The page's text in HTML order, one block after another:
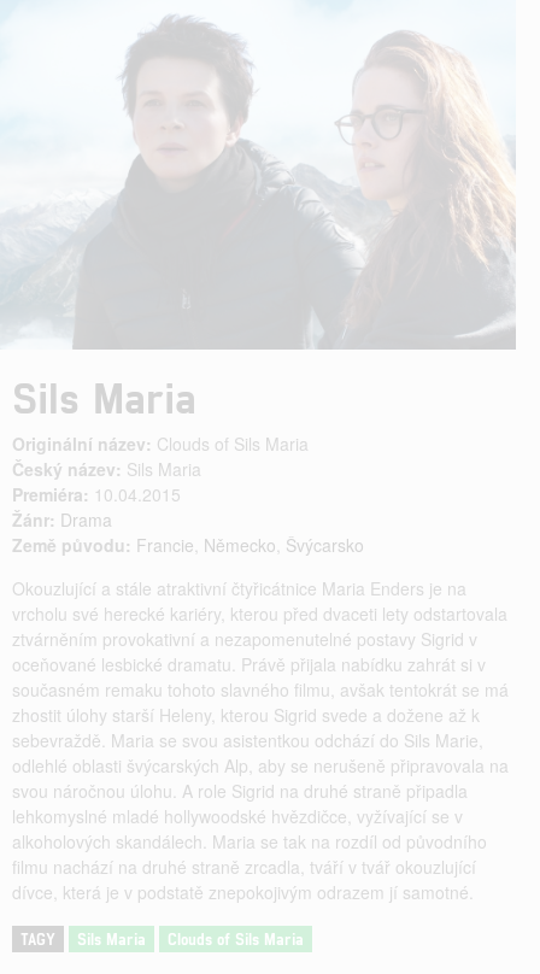
Sils Maria
Originální název: Clouds of Sils Maria
Český název: Sils Maria
Premiéra: 10.04.2015
Žánr: Drama
Země původu: Francie, Německo, Švýcarsko
Okouzlující a stále atraktivní čtyřicátnice Maria Enders je na
vrcholu své herecké kariéry, kterou před dvaceti lety odstartovala
ztvárněním provokativní a nezapomenutelné postavy Sigrid v
oceňované lesbické dramatu. Právě přijala nabídku zahrát si v
současném remaku tohoto slavného filmu, avšak tentokrát se má
zhostit úlohy starší Heleny, kterou Sigrid svede a dožene až k
sebevraždě. Maria se svou asistentkou odchází do Sils Marie,
odlehlé oblasti švýcarských Alp, aby se nerušeně připravovala na
svou náročnou úlohu. A role Sigrid na druhé straně připadla
lehkomyslné mladé hollywoodské hvězdičce, vyžívající se v
alkoholových skandálech. Maria se tak na rozdíl od původního
filmu nachází na druhé straně zrcadla, tváří v tvář okouzlující
dívce, která je v podstatě znepokojivým odrazem jí samotné.
TAGY Sils Maria Clouds of Sils Maria